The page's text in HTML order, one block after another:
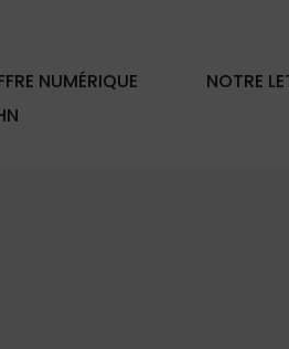
NUMÉRIQUE NOTRE